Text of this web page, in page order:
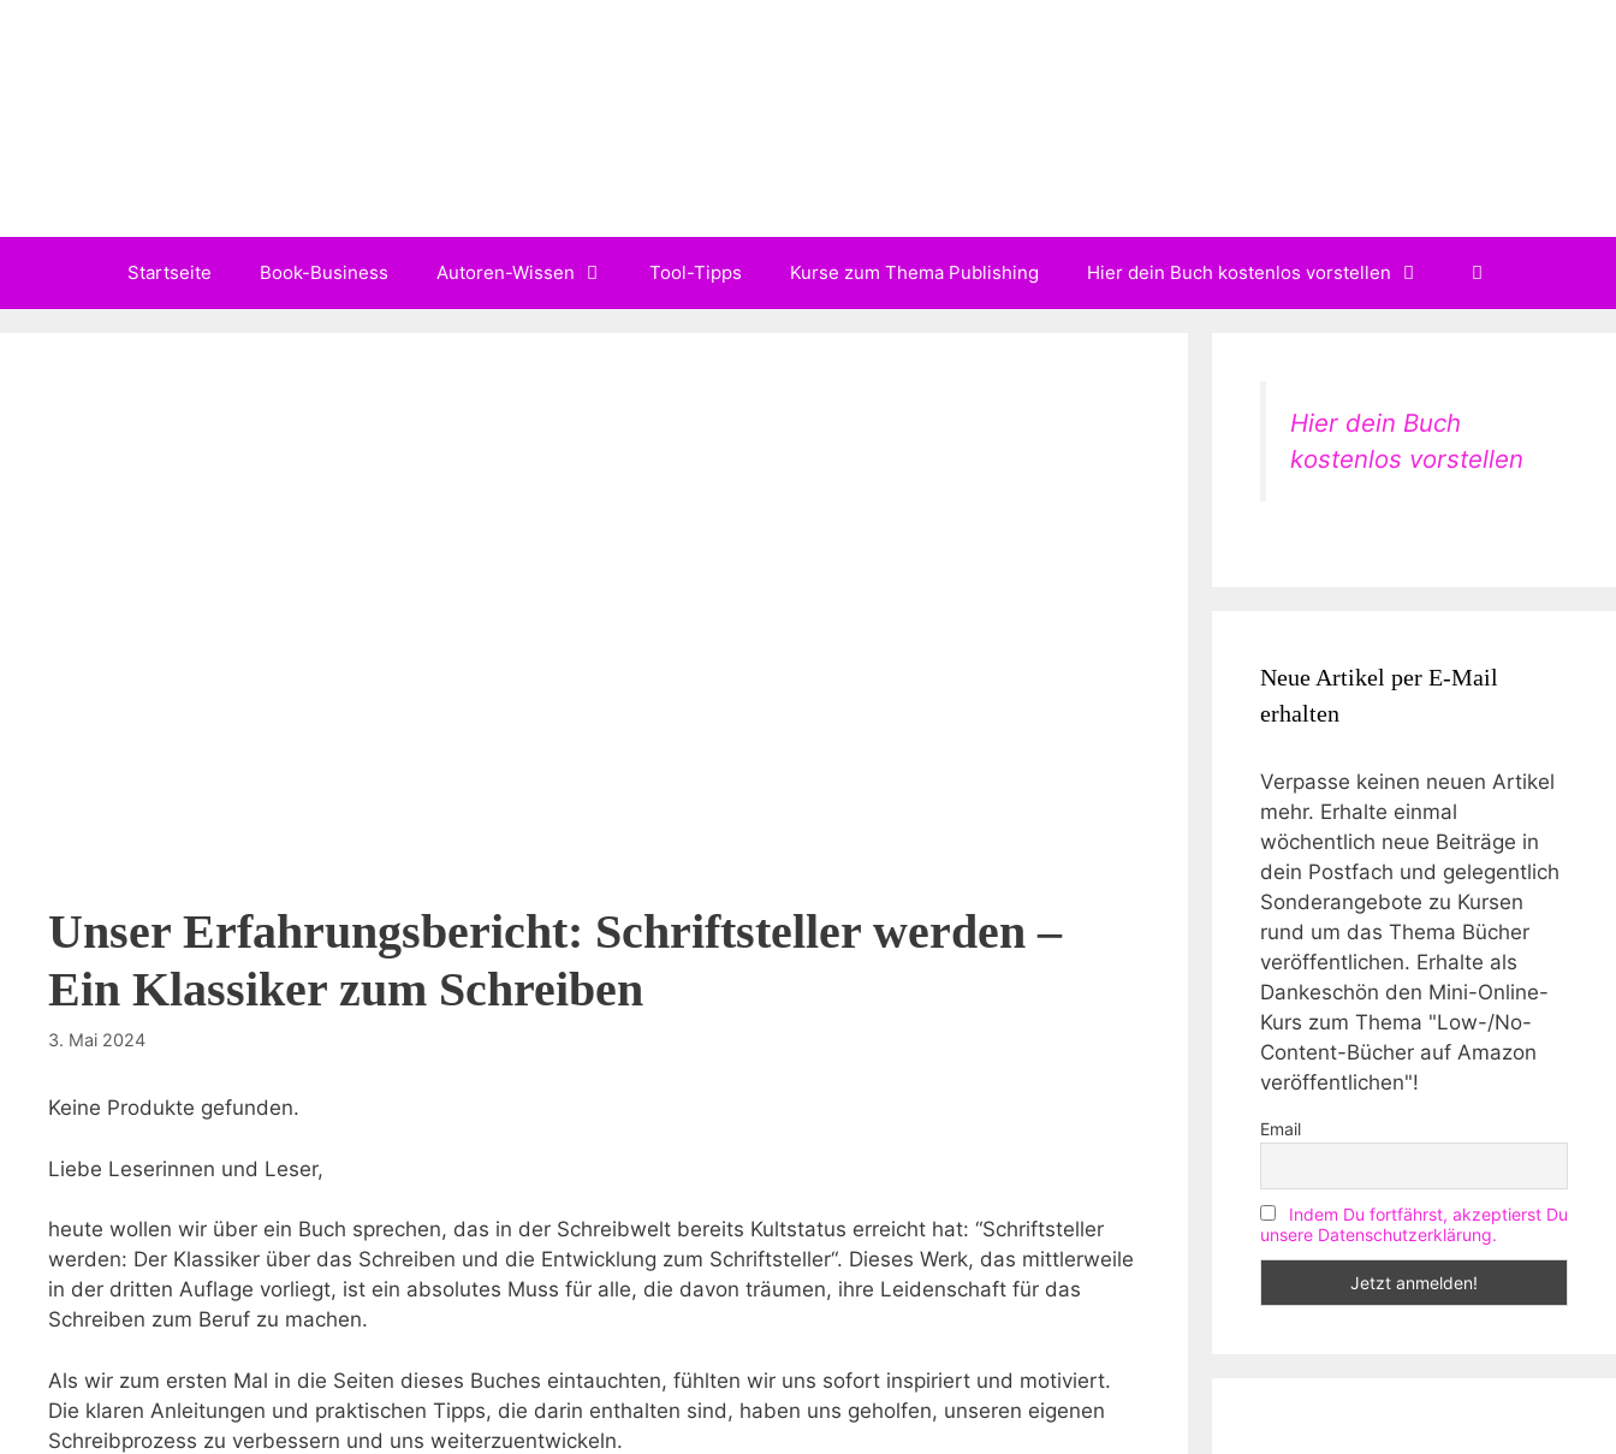
Startseite Book-Business Autoren-Wissen Tool-Tipps Kurse zum Thema Publishing Hier dein Buch kostenlos vorstellen
Unser Erfahrungsbericht: Schriftsteller werden –
Ein Klassiker zum Schreiben
3. Mai 2024
Keine Produkte gefunden.
Liebe Leserinnen und Leser,
heute wollen wir über ein Buch​ sprechen, das in der ⁢Schreibwelt‍ bereits Kultstatus erreicht hat: ‌“Schriftsteller
werden: Der Klassiker über ⁢das Schreiben und die Entwicklung ​zum Schriftsteller“. Dieses Werk, das mittlerweile
in ‌der dritten Auflage vorliegt, ist ein absolutes Muss für alle, die davon träumen, ihre Leidenschaft ⁤für das
Schreiben zum ⁣Beruf zu machen.
Als wir zum‌ ersten Mal‌ in die Seiten dieses Buches eintauchten, fühlten wir uns sofort inspiriert und‌ motiviert.
Die ‍klaren ‍Anleitungen und ⁢praktischen Tipps, die ​darin enthalten‌ sind,‌ haben uns geholfen, unseren eigenen‌
Schreibprozess​ zu verbessern und uns ⁤weiterzuentwickeln.
Hier dein Buch
kostenlos vorstellen
Neue Artikel per E-Mail
erhalten
Verpasse keinen neuen Artikel
mehr. Erhalte einmal
wöchentlich neue Beiträge in
dein Postfach und gelegentlich
Sonderangebote zu Kursen
rund um das Thema Bücher
veröffentlichen. Erhalte als
Dankeschön den Mini-Online-
Kurs zum Thema "Low-/No-
Content-Bücher auf Amazon
veröffentlichen"!
Email
Indem Du fortfährst, akzeptierst Du
unsere Datenschutzerklärung.